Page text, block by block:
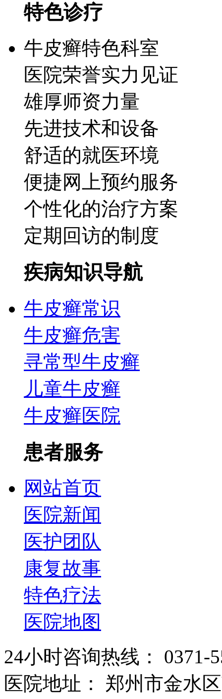
特色诊疗
牛皮癣特色科室
医院荣誉实力见证
雄厚师资力量
先进技术和设备
舒适的就医环境
便捷网上预约服务
个性化的治疗方案
定期回访的制度
疾病知识导航
牛皮癣常识
牛皮癣危害
寻常型牛皮癣
儿童牛皮癣
牛皮癣医院
患者服务
网站首页
医院新闻
医护团队
康复故事
特色疗法
医院地图
24小时咨询热线： 0371-
医院地址： 郑州市金水